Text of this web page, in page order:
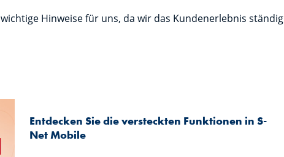
Hinweise für uns, da wir das Kundenerlebnis ständig
Entdecken Sie die versteckten Funktionen in S-
Net Mobile